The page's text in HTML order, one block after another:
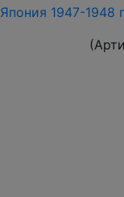
Япония 1947-1948